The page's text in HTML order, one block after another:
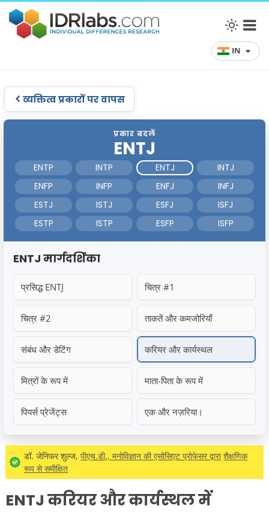
IN
व्यक्तित्व प्रकारों पर वापस
प्रकार बदलें
ENTJ
ENTP INTP ENTJ
INTJ
ENFP
INFP ENFJ
INFJ
ESTJ
ISTJ ESFJ
ISFJ
ESTP
ISTP ESFP ISFP
ENTJ मार्गदर्शिका
प्रसिद्ध ENTJ चित्र #1
चित्र #2 ताकतें और कमजोरियाँ
संबंध और डेटिंग करियर और कार्यस्थल
मित्रों के रूप में माता-पिता के रूप में
पियर्स प्रेजेंट्स एक और नज़रिया।
डॉ. जेनिफर शुल्ज, पीएच.डी., मनोविज्ञान की एसोसिएट प्रोफेसर द्वारा शैक्षणिक
रूप से समीक्षित
ENTJ करियर और कार्यस्थल में